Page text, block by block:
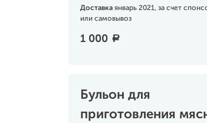
Доставка январь 2021, за счет
или самовывоз
1 000 a
Бульон для
приготовления